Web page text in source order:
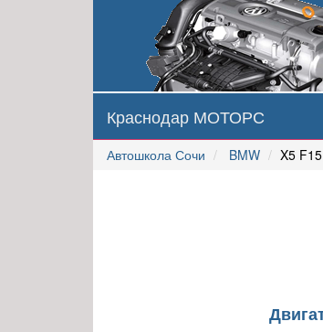
Краснодар МОТОРС
Автошкола Сочи BMW X5